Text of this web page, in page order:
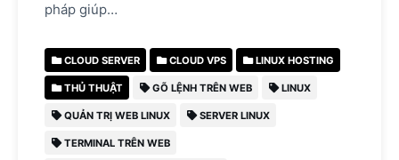
pháp giúp…
CLOUD SERVER CLOUD VPS LINUX HOSTING
THỦ THUẬT GÕ LỆNH TRÊN WEB LINUX
QUẢN TRỊ WEB LINUX SERVER LINUX
TERMINAL TRÊN WEB